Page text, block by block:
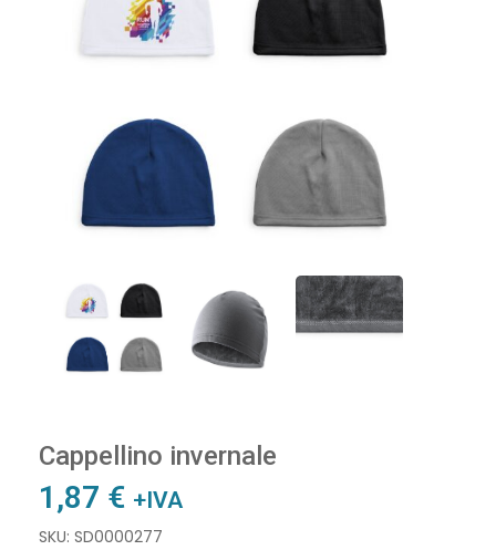
Cappellino invernale
1,87 € +IVA
SKU: SD0000277